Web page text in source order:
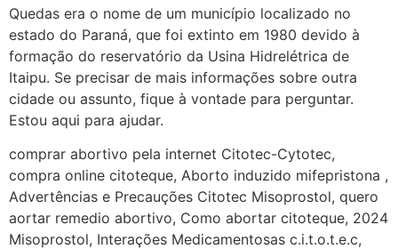
Quedas era o nome de um município localizado no
estado do Paraná, que foi extinto em 1980 devido à
formação do reservatório da Usina Hidrelétrica de
Itaipu. Se precisar de mais informações sobre outra
cidade ou assunto, fique à vontade para perguntar.
Estou aqui para ajudar.
comprar abortivo pela internet Citotec-Cytotec,
compra online citoteque, Aborto induzido mifepristona ,
Advertências e Precauções Citotec Misoprostol, quero
aortar remedio abortivo, Como abortar citoteque, 2024
Misoprostol, Interações Medicamentosas c.i.t.o.t.e.c,
Mulheres vocês sabem dizer
quem já tomou os remédio se
depois que para de menstruar
começa a sair um líquido
transparente, se é normal ?
(879121**** em
http://www.proaborto.com)
Deve ser normal